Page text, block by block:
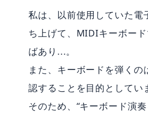
私は、以前使用していた
ち上げて、MIDIキーボー
ばあり...。
また、キーボードを弾く
認することを目的としてい
そのため、“キーボード演